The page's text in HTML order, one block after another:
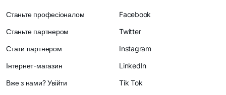
Станьте професіоналом
Станьте партнером
Стати партнером
Інтернет-магазин
Вже з нами? Увійти
Facebook
Twitter
Instagram
LinkedIn
Tik Tok